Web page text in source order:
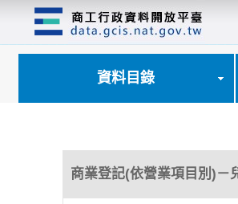
資料目錄
商業登記(依營業項目別)－